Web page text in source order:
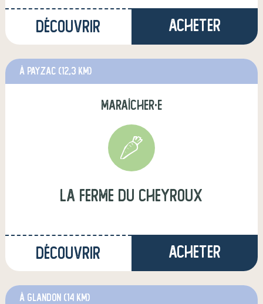
Découvrir Acheter
à Payzac (12,3 km)
maraîcher·e
La ferme du Cheyroux
Découvrir Acheter
à Glandon (14 km)